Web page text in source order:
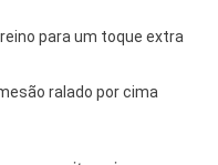
para um toque extra
ralado por cima